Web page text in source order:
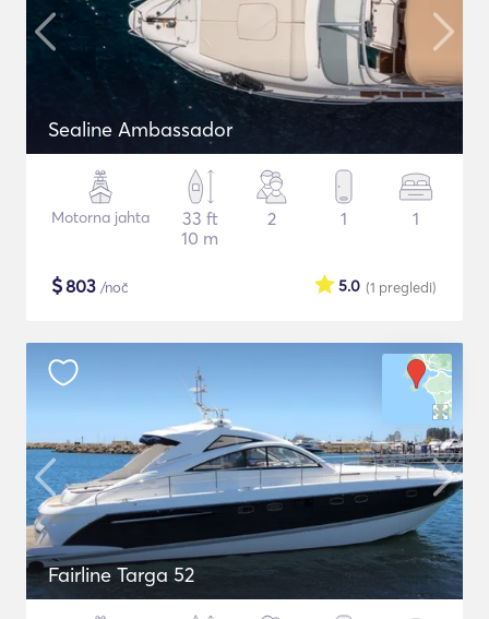
Sealine Ambassador
Motorna jahta
33 ft
10 m
2 1 1
$803 /noč (1 pregledi)
5.0
Fairline Targa 52